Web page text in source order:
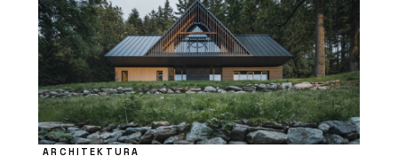
ARCHITEKTURA